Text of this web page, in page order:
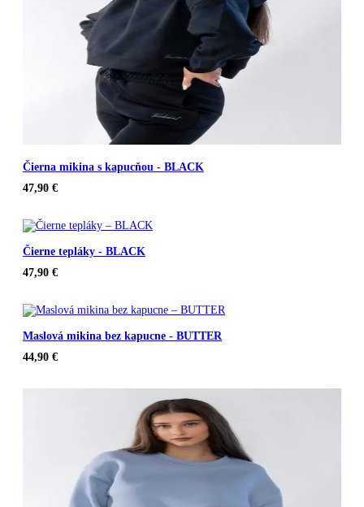
Čierna mikina s kapucňou - BLACK
47,90 €
Čierne tepláky - BLACK
47,90 €
Maslová mikina bez kapucne - BUTTER
44,90 €